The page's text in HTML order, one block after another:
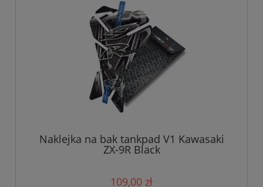
Naklejka na bak tankpad V1 Kawasaki
ZX-9R Black
109,00 zł